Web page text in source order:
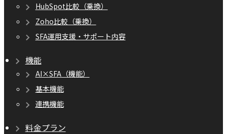
HubSpot比較（乗換）
Zoho比較（乗換）
SFA運用支援・サポート内容
機能
AI×SFA（機能）
基本機能
連携機能
料金プラン